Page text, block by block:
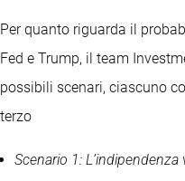
Per quanto riguarda il
Fed e Trump, il team
possibili scenari, ciascuno
terzo
Scenario 1: L’indipendenza